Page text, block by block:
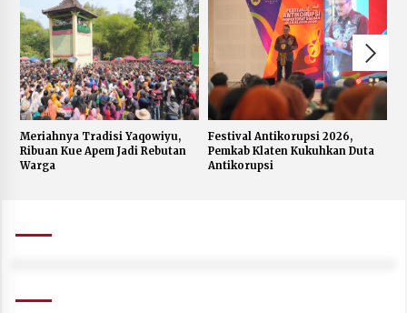
Meriahnya Tradisi Yaqowiyu,
Ribuan Kue Apem Jadi Rebutan
Warga
Festival Antikorupsi 2026,
Pemkab Klaten Kukuhkan Duta
Antikorupsi